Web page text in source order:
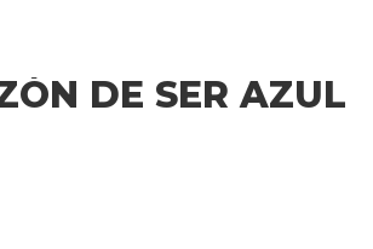
DE SER AZUL